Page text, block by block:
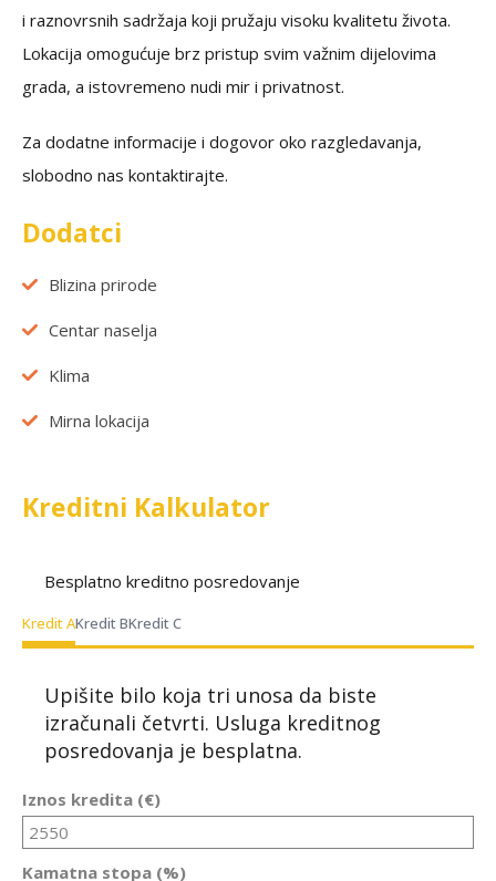
i raznovrsnih sadržaja koji pružaju visoku kvalitetu života.
Lokacija omogućuje brz pristup svim važnim dijelovima
grada, a istovremeno nudi mir i privatnost.
Za dodatne informacije i dogovor oko razgledavanja,
slobodno nas kontaktirajte.
Dodatci
Blizina prirode
Centar naselja
Klima
Mirna lokacija
Kreditni Kalkulator
Besplatno kreditno posredovanje
Kredit AKredit BKredit C
Upišite bilo koja tri unosa da biste
izračunali četvrti. Usluga kreditnog
posredovanja je besplatna.
Iznos kredita (€)
Kamatna stopa (%)